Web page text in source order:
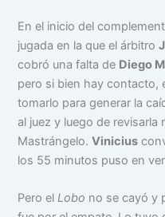
En el inicio del
jugada en la que el árbitro
cobró una falta de Diego
pero si bien hay contacto,
tomarlo para generar la
al juez y luego de
Mastrángelo.Vinicius
los 55 minutos puso en
Pero el Lobo no se cayó y